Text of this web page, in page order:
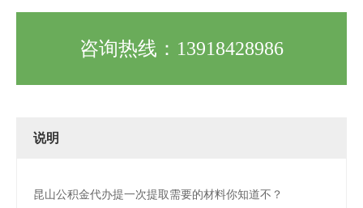
咨询热线：13918428986
说明
昆山公积金代办提一次提取需要的材料你知道不？